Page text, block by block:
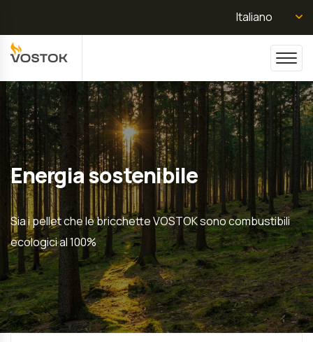
Italiano
Energia sostenibile
Sia i pellet che le bricchette VOSTOK sono combustibili
ecologici al 100%